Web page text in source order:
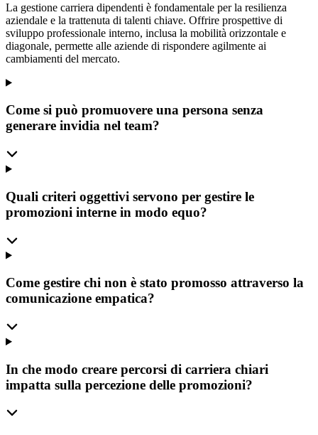
La gestione carriera dipendenti è fondamentale per la resilienza
aziendale e la trattenuta di talenti chiave. Offrire prospettive di
sviluppo professionale interno, inclusa la mobilità orizzontale e
diagonale, permette alle aziende di rispondere agilmente ai
cambiamenti del mercato.
Come si può promuovere una persona senza
generare invidia nel team?
Quali criteri oggettivi servono per gestire le
promozioni interne in modo equo?
Come gestire chi non è stato promosso attraverso la
comunicazione empatica?
In che modo creare percorsi di carriera chiari
impatta sulla percezione delle promozioni?